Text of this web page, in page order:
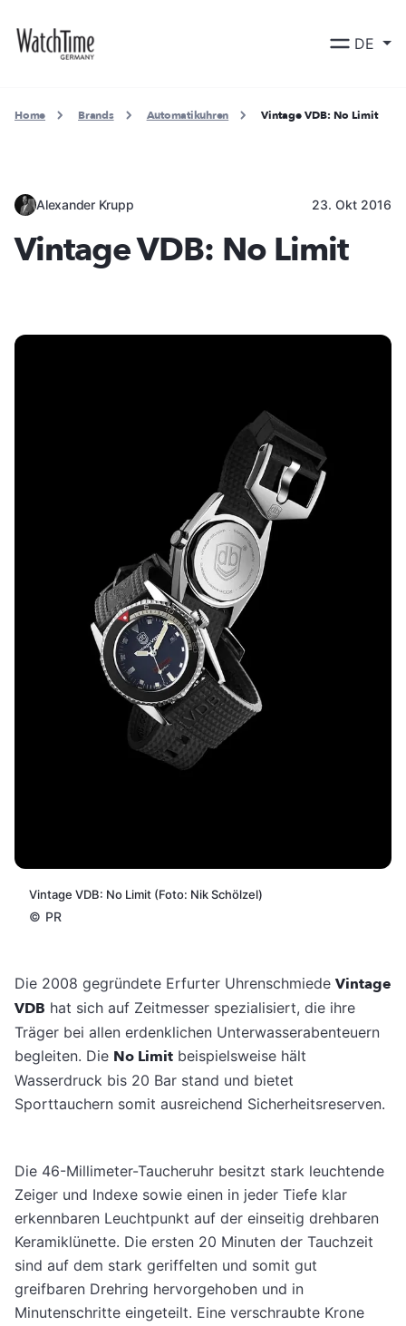
DE
Home Brands Automatikuhren Vintage VDB: No Limit
Alexander Krupp 23. Okt 2016
Vintage VDB: No Limit
Vintage VDB: No Limit (Foto: Nik Schölzel)
© PR
Die 2008 gegründete Erfurter Uhrenschmiede Vintage
VDB hat sich auf Zeitmesser spezialisiert, die ihre
Träger bei allen erdenklichen Unterwasserabenteuern
begleiten. Die No Limit beispielsweise hält
Wasserdruck bis 20 Bar stand und bietet
Sporttauchern somit ausreichend Sicherheitsreserven.
Die 46-Millimeter-Taucheruhr besitzt stark leuchtende
Zeiger und Indexe sowie einen in jeder Tiefe klar
erkennbaren Leuchtpunkt auf der einseitig drehbaren
Keramiklünette. Die ersten 20 Minuten der Tauchzeit
sind auf dem stark geriffelten und somit gut
greifbaren Drehring hervorgehoben und in
Minutenschritte eingeteilt. Eine verschraubte Krone